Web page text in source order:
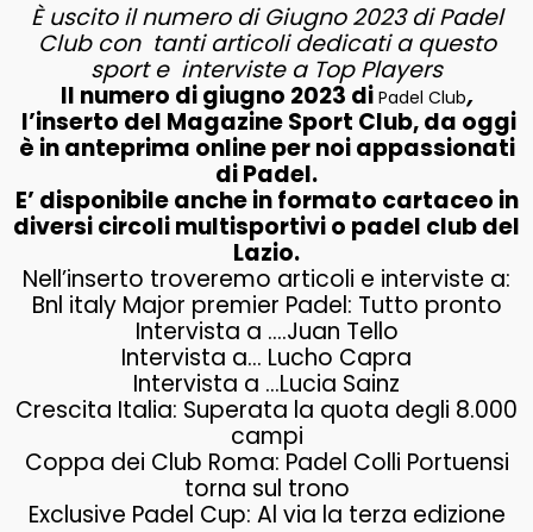
È uscito il numero di Giugno 2023 di Padel
Club con tanti articoli dedicati a questo
sport e interviste a Top Players
Il numero di giugno 2023 di Padel Club,
l’inserto del Magazine Sport Club, da oggi
è in anteprima online per noi appassionati
di Padel.
E’ disponibile anche in formato cartaceo in
diversi circoli multisportivi o padel club del
Lazio.
Nell’inserto troveremo articoli e interviste a:
Bnl italy Major premier Padel: Tutto pronto
Intervista a ….Juan Tello
Intervista a… Lucho Capra
Intervista a …Lucia Sainz
Crescita Italia: Superata la quota degli 8.000
campi
Coppa dei Club Roma: Padel Colli Portuensi
torna sul trono
Exclusive Padel Cup: Al via la terza edizione